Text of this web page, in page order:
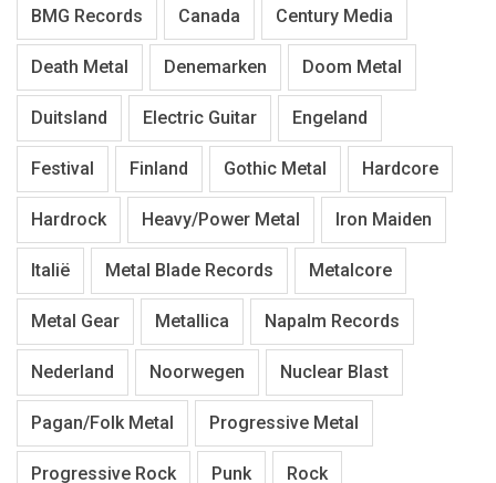
BMG Records Canada Century Media
Death Metal Denemarken Doom Metal
Duitsland Electric Guitar Engeland
Festival Finland Gothic Metal Hardcore
Hardrock Heavy/Power Metal Iron Maiden
Italië Metal Blade Records Metalcore
Metal Gear Metallica Napalm Records
Nederland Noorwegen Nuclear Blast
Pagan/Folk Metal Progressive Metal
Progressive Rock Punk Rock